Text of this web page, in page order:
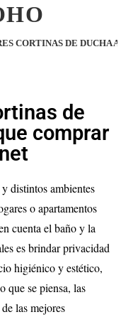
CORTINAS DE DUCHA
de
comprar
distintos ambientes
o apartamentos
cuenta el baño y la
es brindar privacidad
higiénico y estético,
que se piensa, las
las mejores